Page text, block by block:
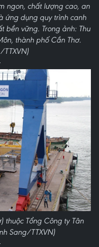
ngon, chất lượng cao, an
ứng dụng quy trình canh
bền vững. Trong ảnh: Thu
thành phố Cần Thơ.
TTXVN)
thuộc Tổng Công ty Tân
Sang/TTXVN)